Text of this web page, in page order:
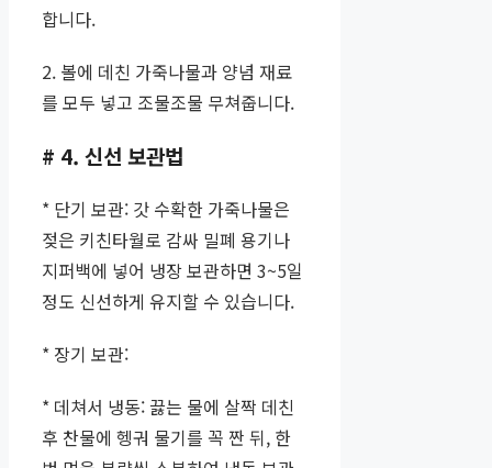
합니다.
2. 볼에 데친 가죽나물과 양념 재료
를 모두 넣고 조물조물 무쳐줍니다.
# 4. 신선 보관법
* 단기 보관: 갓 수확한 가죽나물은
젖은 키친타월로 감싸 밀폐 용기나
지퍼백에 넣어 냉장 보관하면 3~5일
정도 신선하게 유지할 수 있습니다.
* 장기 보관:
* 데쳐서 냉동: 끓는 물에 살짝 데친
후 찬물에 헹궈 물기를 꼭 짠 뒤, 한